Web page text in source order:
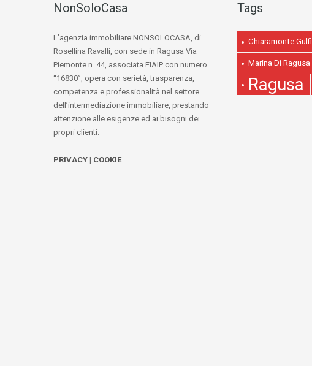
NonSoloCasa
L’agenzia immobiliare NONSOLOCASA, di
Rosellina Ravalli, con sede in Ragusa Via
Piemonte n. 44, associata FIAIP con numero
“16830”, opera con serietà, trasparenza,
competenza e professionalità nel settore
dell’intermediazione immobiliare, prestando
attenzione alle esigenze ed ai bisogni dei
propri clienti.
PRIVACY | COOKIE
Tags
Chiaramonte Gulfi
Marina Di Ragusa
Ragusa